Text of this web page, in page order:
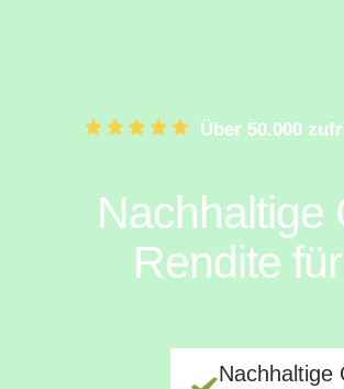
Über 50.000
Nachhaltige
Rendite
Nachhaltige